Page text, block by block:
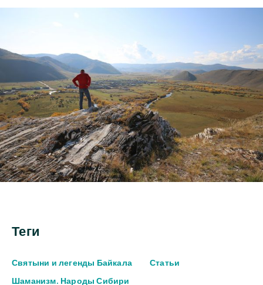
Теги
Святыни и легенды Байкала
Статьи
Шаманизм. Народы Сибири